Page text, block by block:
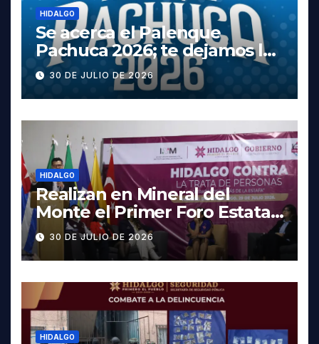
HIDALGO
Se acerca el Palenque
Pachuca 2026; te dejamos la
cartelera completa, las
fechas y los precios
30 DE JULIO DE 2026
HIDALGO
Realizan en Mineral del
Monte el Primer Foro Estatal
contra la Trata de Personas
30 DE JULIO DE 2026
HIDALGO